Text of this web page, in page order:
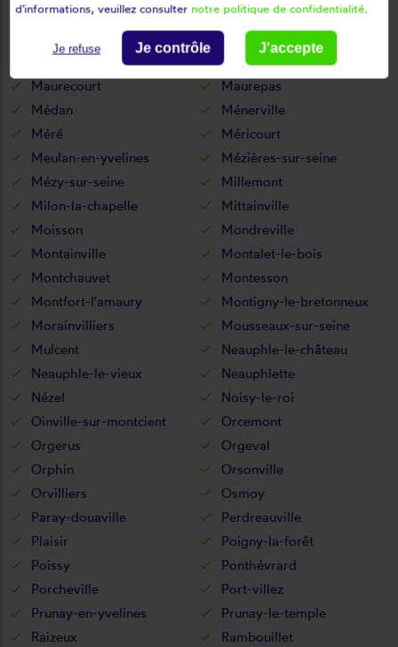
Mareil-le-guyon
Mareil-marly
Mareil-sur-mauldre
Marly-le-roi
Maulette
Maurecourt
Maurepas
Médan
Ménerville
Méré
Méricourt
Meulan-en-yvelines
Mézières-sur-seine
Mézy-sur-seine
Millemont
Milon-la-chapelle
Mittainville
Moisson
Mondreville
Montainville
Montalet-le-bois
Montchauvet
Montesson
Montfort-l'amaury
Montigny-le-bretonneux
Morainvilliers
Mousseaux-sur-seine
Mulcent
Neauphle-le-château
Neauphle-le-vieux
Neauphlette
Nézel
Noisy-le-roi
Oinville-sur-montcient
Orcemont
Orgerus
Orgeval
Orphin
Orsonville
Orvilliers
Osmoy
Paray-douaville
Perdreauville
Plaisir
Poigny-la-forêt
Poissy
Ponthévrard
Porcheville
Port-villez
Prunay-en-yvelines
Prunay-le-temple
Raizeux
Rambouillet
d'informations, veuillez consulter notre politique de confidentialité.
Je refuse Je contrôle J'accepte